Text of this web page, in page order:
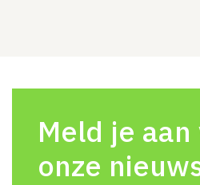
Meld je
onze